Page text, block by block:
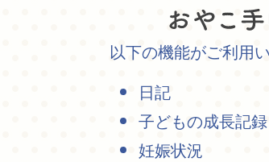
以下の機能がご利用
日記
子どもの成長記録
妊娠状況